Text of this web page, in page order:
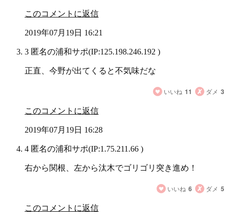
このコメントに返信
2019年07月19日 16:21
3 匿名の浦和サポ(IP:125.198.246.192 )
正直、今野が出てくると不気味だな
いいね 11 ダメ 3
このコメントに返信
2019年07月19日 16:28
4 匿名の浦和サポ(IP:1.75.211.66 )
右から関根、左から汰木でゴリゴリ突き進め！
いいね 6 ダメ 5
このコメントに返信